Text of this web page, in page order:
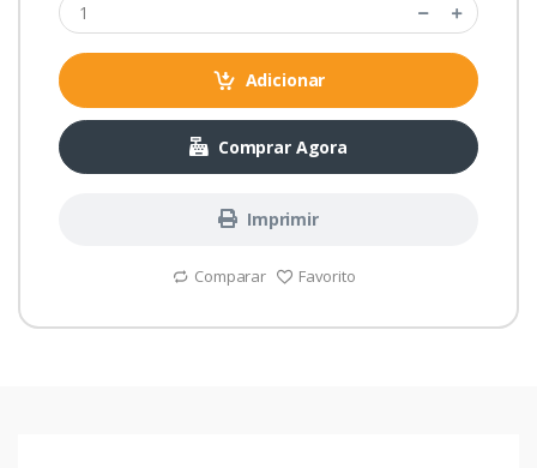
Adicionar
Comprar Agora
Imprimir
Comparar Favorito